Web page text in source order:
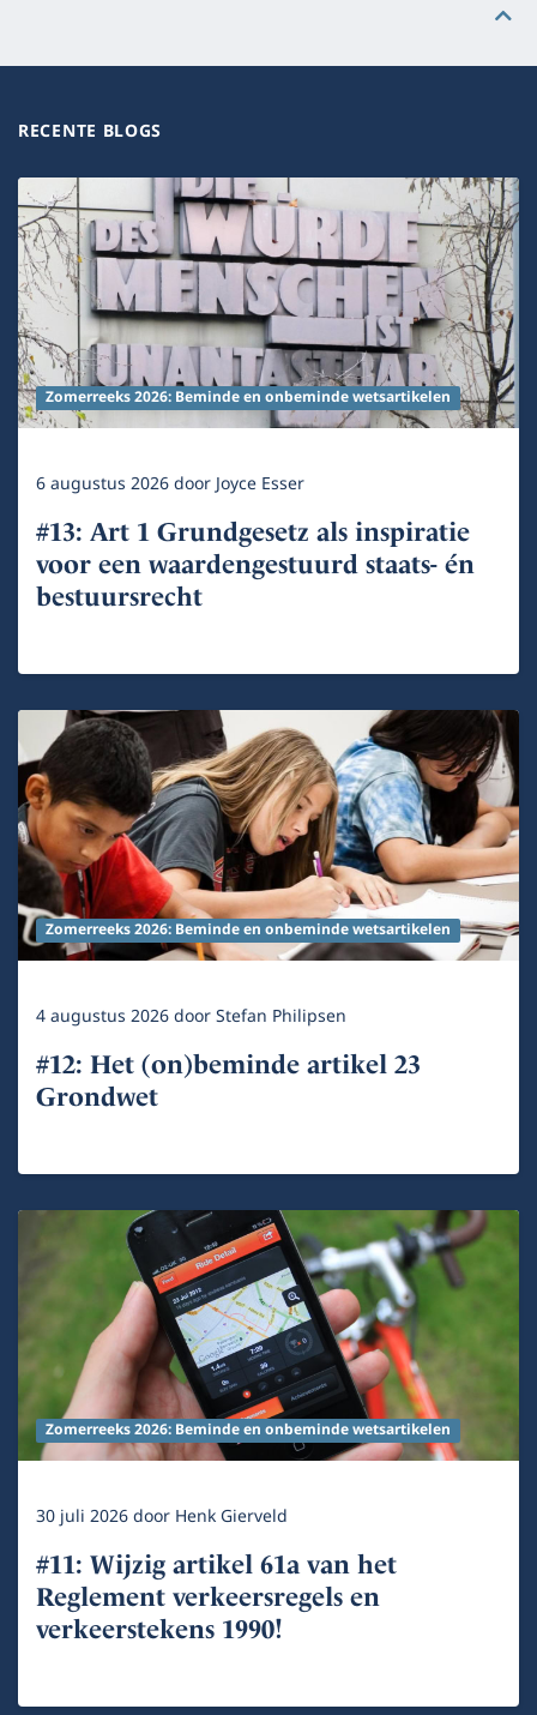
RECENTE BLOGS
Zomerreeks 2026: Beminde en onbeminde wetsartikelen
6 augustus 2026doorJoyce Esser
#13: Art 1 Grundgesetz als inspiratie
voor een waardengestuurd staats- én
bestuursrecht
Zomerreeks 2026: Beminde en onbeminde wetsartikelen
4 augustus 2026doorStefan Philipsen
#12: Het (on)beminde artikel 23
Grondwet
Zomerreeks 2026: Beminde en onbeminde wetsartikelen
30 juli 2026door Henk Gierveld
#11: Wijzig artikel 61a van het
Reglement verkeersregels en
verkeerstekens 1990!